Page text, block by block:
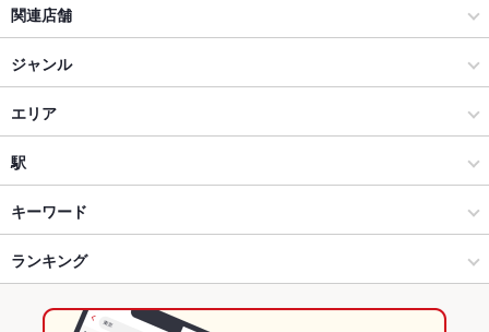
関連店舗
浪花ろばた 頂鯛 梅田北新地店
炭火焼とワインの酒場 ＶＯＬＴＡ 梅田北新地店
VOLTA うめきたグリーンプレイス店
炭と地酒とたしなみワイン Ｋａｉ本店 醸す
ジャンル
居酒屋
海鮮
梅田 × 居酒屋
梅田 × 海鮮
大阪駅 × 居酒屋
エリア
大阪駅前・大阪駅構内
大阪駅前・大阪駅構内 × 居酒屋
大阪駅前・大阪駅構内 × 海鮮
駅
大阪梅田駅
大阪駅
キーワード
からあげ
ランキング
大阪のグルメランキング